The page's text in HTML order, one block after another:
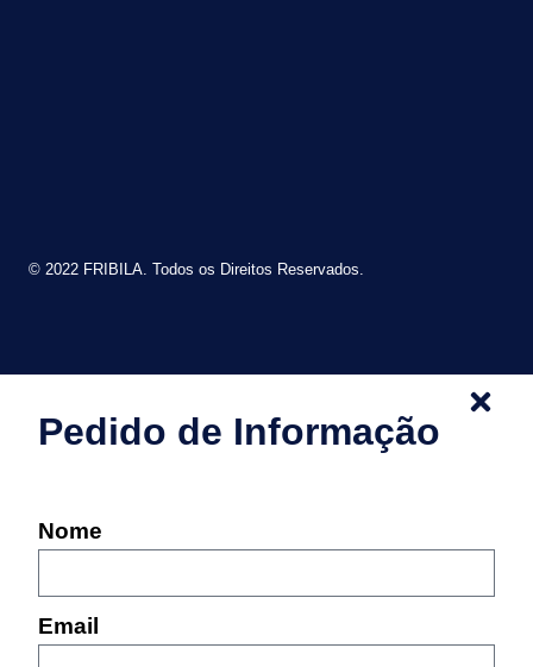
© 2022 FRIBILA. Todos os Direitos Reservados.
Pedido de Informação
Nome
Email